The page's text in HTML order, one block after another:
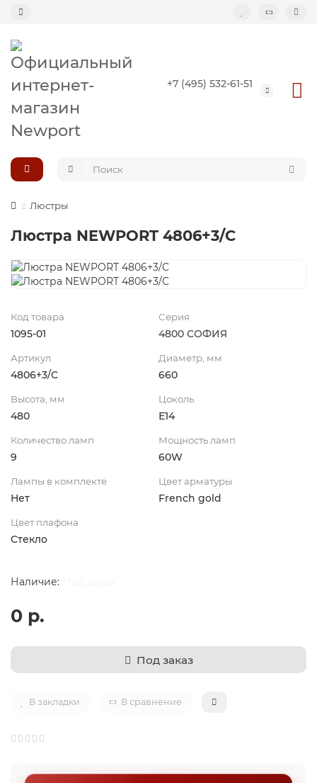
+7 (495) 532-61-51
Назад
Подвесные светильники
Потолочные светильники
Светильник-кольцо
Композиции светильников
Люстры
Люстра NEWPORT 4806+3/C
Код товара
1095-01
Серия
4800 СОФИЯ
Артикул
4806+3/C
Диаметр, мм
660
Высота, мм
480
Цоколь
Е14
Количество ламп
9
Мощность ламп
60W
Лампы в комплекте
Нет
Цвет арматуры
French gold
Цвет плафона
Стекло
0 р.
Под заказ
В закладки В сравнение